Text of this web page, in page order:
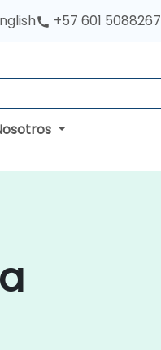
+57 601 5088267